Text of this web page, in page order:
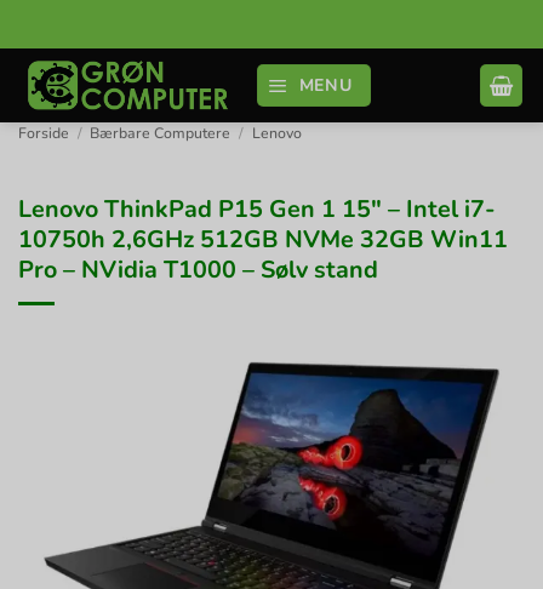
til
indhold
MENU
Forside / Bærbare Computere / Lenovo
Lenovo ThinkPad P15 Gen 1 15″ – Intel i7-
10750h 2,6GHz 512GB NVMe 32GB Win11
Pro – NVidia T1000 – Sølv stand